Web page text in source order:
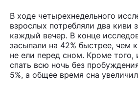
В ходе четырехнедельного
взрослых потребляли два киви
каждый вечер. В конце
засыпали на 42% быстрее, чем
не ели перед сном. Кроме того,
спать всю ночь без
5%, а общее время сна